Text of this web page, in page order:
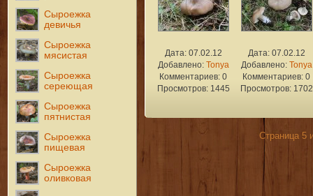
Сыроежка
девичья
Сыроежка
мясистая
Сыроежка
сереющая
Сыроежка
пятнистая
Сыроежка
пищевая
Сыроежка
оливковая
Дата: 07.02.12
Добавлено: Tonya
Комментариев: 0
Просмотров: 1445
Дата: 07.02.12
Добавлено: Tonya
Комментариев: 0
Просмотров: 1702
Страница 5